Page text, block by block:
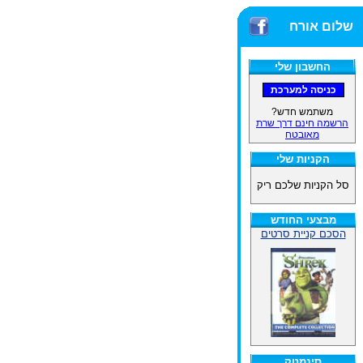
שלום אורח
החשבון שלי
משתמש חדש?
הרשמה חינם דרך שרת
מאובטח
הקניות שלי
סל הקניות שלכם ריק
מבצעי החודש
הסכם קניית סרטים